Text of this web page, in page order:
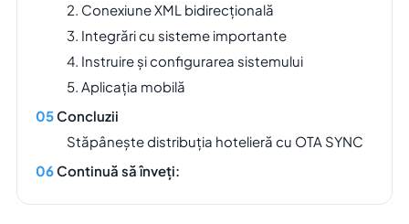
2. Conexiune XML bidirecțională
3. Integrări cu sisteme importante
4. Instruire și configurarea sistemului
5. Aplicația mobilă
Concluzii
Stăpânește distribuția hotelieră cu OTA SYNC
Continuă să înveți: